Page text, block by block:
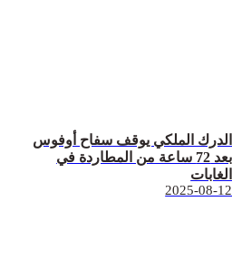
الدرك الملكي يوقف سفاح أوفوس
بعد 72 ساعة من المطاردة في
الغابات
2025-08-12